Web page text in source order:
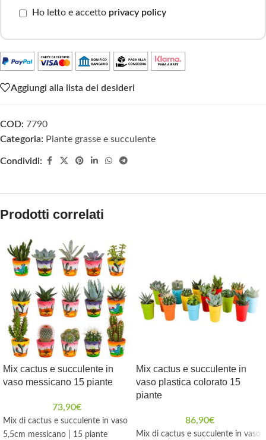
Ho letto e accetto privacy policy
Aggiungi alla lista dei desideri
COD: 7790
Categoria: Piante grasse e succulente
Condividi:
Prodotti correlati
Mix cactus e succulente in
vaso messicano 15 piante
73,90€
Mix di cactus e succulente in vaso
5,5cm messicano | 15 piante
Mix cactus e succulente in
vaso plastica colorato 15
piante
86,90€
Mix di cactus e succulente in vaso